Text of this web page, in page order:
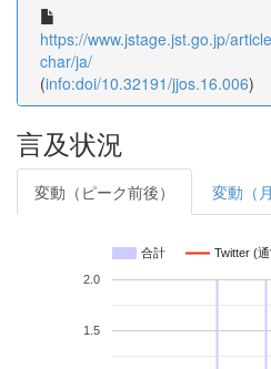
https://www.jstage.jst.go.jp/
char/ja/
(info:doi/10.32191/jjos.16.006)
言及状況
変動（ピーク前後） 変動（
合計 Twitter (
1.5
2.0